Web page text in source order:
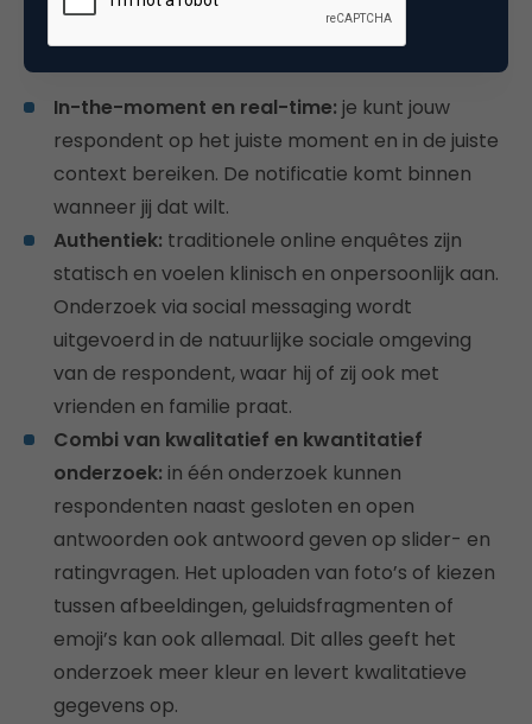
Is deze verandering de moeite waard? Laten we de
voordelen eens bekijken:
In-the-moment en real-time: je kunt jouw
respondent op het juiste moment en in de juiste
context bereiken. De notificatie komt binnen
wanneer jij dat wilt.
Authentiek: traditionele online enquêtes zijn
statisch en voelen klinisch en onpersoonlijk aan.
Onderzoek via social messaging wordt
uitgevoerd in de natuurlijke sociale omgeving
van de respondent, waar hij of zij ook met
vrienden en familie praat.
Combi van kwalitatief en kwantitatief
onderzoek: in één onderzoek kunnen
respondenten naast gesloten en open
antwoorden ook antwoord geven op slider- en
ratingvragen. Het uploaden van foto’s of kiezen
tussen afbeeldingen, geluidsfragmenten of
emoji’s kan ook allemaal. Dit alles geeft het
onderzoek meer kleur en levert kwalitatieve
gegevens op.